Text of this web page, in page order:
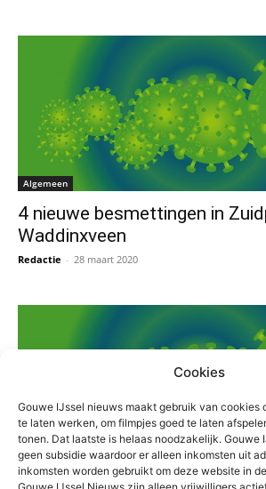
Cookies
Gouwe IJssel nieuws maakt gebruik van cookies
te laten werken, om filmpjes goed te laten
tonen. Dat laatste is helaas noodzakelijk. Gouwe
geen subsidie waardoor er alleen inkomsten uit
inkomsten worden gebruikt om deze website in
Algemeen
4 nieuwe besmettingen in
Waddinxveen
Redactie - 28 maart 2020
Algemeen
Zuidplas en Waddinxveen